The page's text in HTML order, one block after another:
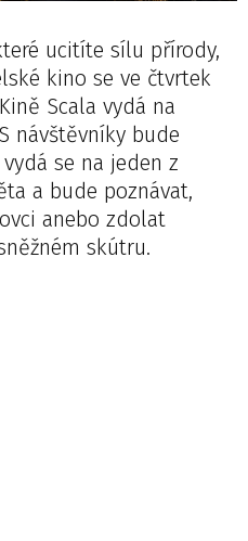
ucitíte sílu přírody,
kino se ve čtvrtek
Scala vydá na
návštěvníky bude
se na jeden z
a bude poznávat,
anebo zdolat
skútru.